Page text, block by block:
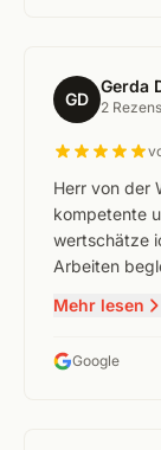
GD
Gerda
2
Herr von der
kompetente
wertschätze
Arbeiten
Mehr lesen
Google